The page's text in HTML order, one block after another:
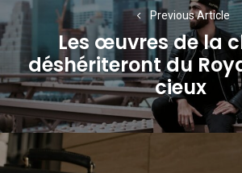
de
l’article
Previous Article
Previous
post:
Les œuvres de la
déshériteront du
cieux